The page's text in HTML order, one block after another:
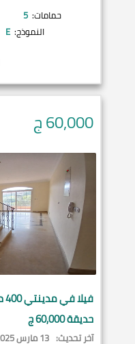
حمامات: 5
النموذج: E
60,000ج
فيلا فيمدينتي400 م
حديقة 60,000 ج
آخر تحديث: 13 مارس 2025